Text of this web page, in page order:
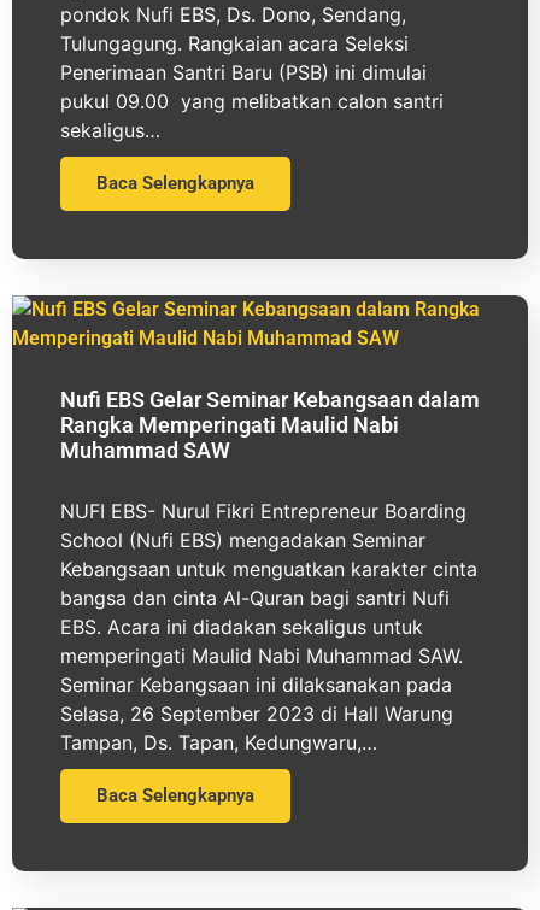
pondok Nufi EBS, Ds. Dono, Sendang,
Tulungagung. Rangkaian acara Seleksi
Penerimaan Santri Baru (PSB) ini dimulai
pukul 09.00 yang melibatkan calon santri
sekaligus…
Baca Selengkapnya
Nufi EBS Gelar Seminar Kebangsaan dalam
Rangka Memperingati Maulid Nabi
Muhammad SAW
NUFI EBS- Nurul Fikri Entrepreneur Boarding
School (Nufi EBS) mengadakan Seminar
Kebangsaan untuk menguatkan karakter cinta
bangsa dan cinta Al-Quran bagi santri Nufi
EBS. Acara ini diadakan sekaligus untuk
memperingati Maulid Nabi Muhammad SAW.
Seminar Kebangsaan ini dilaksanakan pada
Selasa, 26 September 2023 di Hall Warung
Tampan, Ds. Tapan, Kedungwaru,…
Baca Selengkapnya